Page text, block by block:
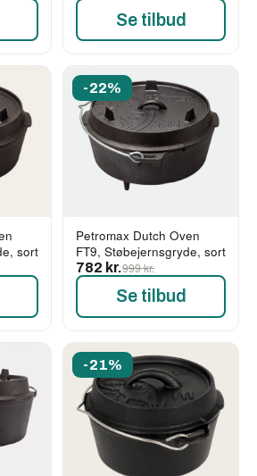
Se tilbud
sort
-22%
Petromax Dutch Oven
FT9, Støbejernsgryde, sort
782 kr.999 kr.
Se tilbud
-21%